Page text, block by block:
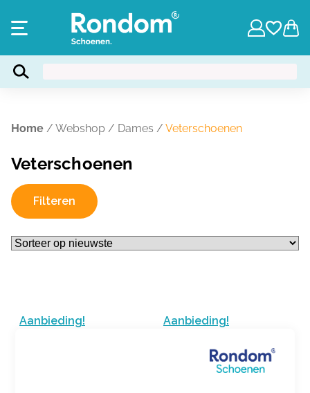
Home / Webshop / Dames / Veterschoenen
Veterschoenen
Filteren
Aanbieding! Aanbieding!